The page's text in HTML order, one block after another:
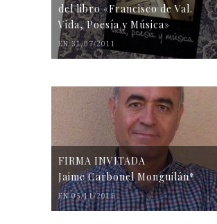
del libro «Francisco de Val.
Vida, Poesía y Música»
EN 31/07/2011
FIRMA INVITADA
Jaime Carbonel Monguilán*
EN 05/11/2016